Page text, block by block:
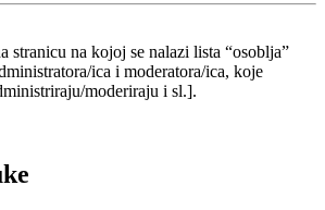
stranicu na kojoj se nalazi lista “osoblja”
ica i moderatora/ica, koje
moderiraju i sl.].